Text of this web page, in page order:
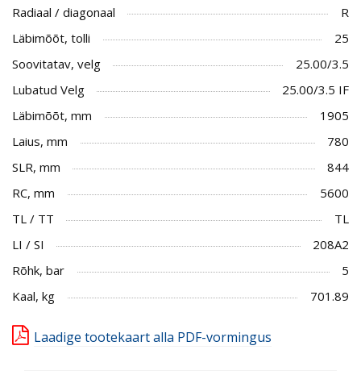
Radiaal / diagonaal
R
Läbimõõt, tolli
25
Soovitatav, velg
25.00/3.5
Lubatud Velg
25.00/3.5 IF
Läbimõõt, mm
1905
Laius, mm
780
SLR, mm
844
RC, mm
5600
TL / TT
TL
LI / SI
208A2
Rõhk, bar
5
Kaal, kg
701.89
Laadige tootekaart alla PDF-vormingus